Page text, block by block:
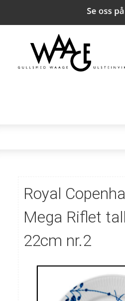
Royal
Mega Riflet
22cm nr.2